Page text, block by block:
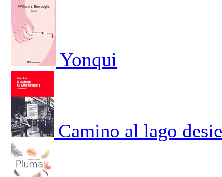
Yonqui
Camino al lago